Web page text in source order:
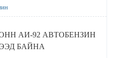
АИ-92 АВТОБЕНЗИН
БАЙНА